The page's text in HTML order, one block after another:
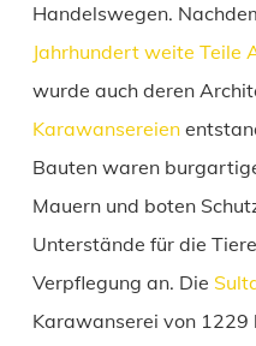
Handelswegen.
Jahrhundert weite Teile
wurde auch deren
Karawansereien
Bauten waren
Mauern und boten
Unterstände für die
Verpflegung an. Die
Karawanserei von 1229